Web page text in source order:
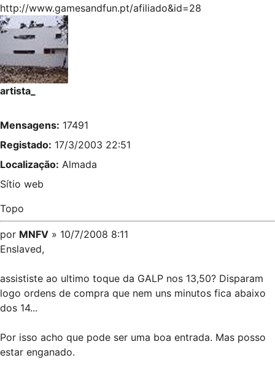
http://www.gamesandfun.pt/afiliado&id=28
artista_
Mensagens: 17491
Registado: 17/3/2003 22:51
Localização: Almada
Sítio web
Topo
por MNFV » 10/7/2008 8:11
Enslaved,
assististe ao ultimo toque da GALP nos 13,50? Disparam
logo ordens de compra que nem uns minutos fica abaixo
dos 14...
Por isso acho que pode ser uma boa entrada. Mas posso
estar enganado.